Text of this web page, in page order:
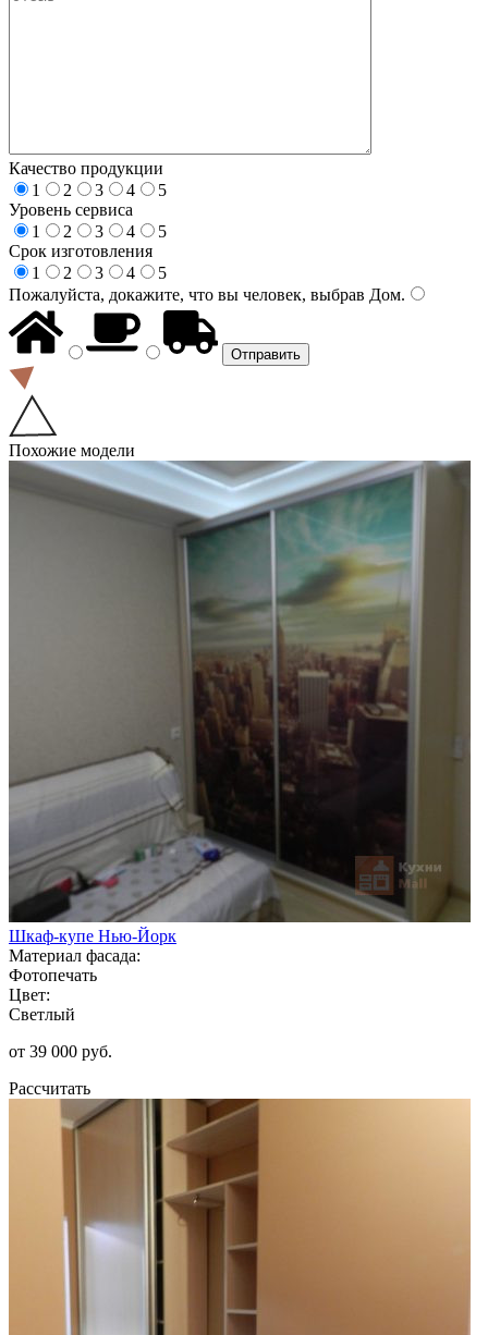
Качество продукции
1
2 3 4
5
Уровень сервиса
1
2 3 4
5
Срок изготовления
1
2 3 4
5
Пожалуйста, докажите, что вы человек, выбрав Дом.
Похожие модели
Шкаф-купе Нью-Йорк
Материал фасада:
Фотопечать
Цвет:
Светлый
от 39 000 руб.
Рассчитать